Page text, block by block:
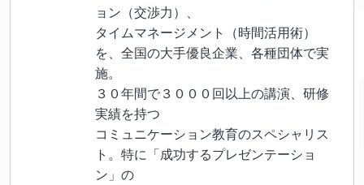
ョン（交渉力）、
タイムマネージメント（時間活用術）
を、全国の大手優良企業、各種団体で実
施。
３０年間で３０００回以上の講演、研修
実績を持つ
コミュニケーション教育のスペシャリス
ト。特に「成功するプレゼンテーショ
ン」の